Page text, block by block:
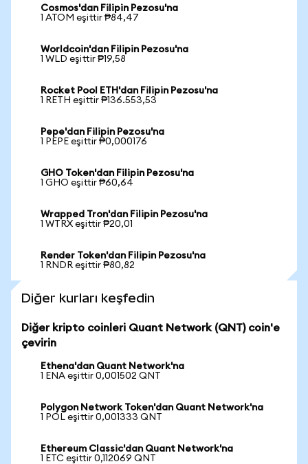
Cosmos'dan Filipin Pezosu'na
1 ATOM eşittir ₱84,47
Worldcoin'dan Filipin Pezosu'na
1 WLD eşittir ₱19,58
Rocket Pool ETH'dan Filipin Pezosu'na
1 RETH eşittir ₱136.553,53
Pepe'dan Filipin Pezosu'na
1 PEPE eşittir ₱0,000176
GHO Token'dan Filipin Pezosu'na
1 GHO eşittir ₱60,64
Wrapped Tron'dan Filipin Pezosu'na
1 WTRX eşittir ₱20,01
Render Token'dan Filipin Pezosu'na
1 RNDR eşittir ₱80,82
Diğer kurları keşfedin
Diğer kripto coinleri Quant Network (QNT) coin'e
çevirin
Ethena'dan Quant Network'na
1 ENA eşittir 0,001502 QNT
Polygon Network Token'dan Quant Network'na
1 POL eşittir 0,001333 QNT
Ethereum Classic'dan Quant Network'na
1 ETC eşittir 0,112069 QNT